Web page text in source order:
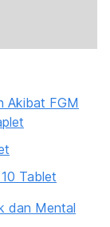
Akibat FGM
Tablet
dan Mental